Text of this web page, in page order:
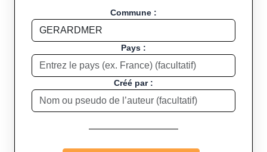
Commune :
Pays :
Créé par :